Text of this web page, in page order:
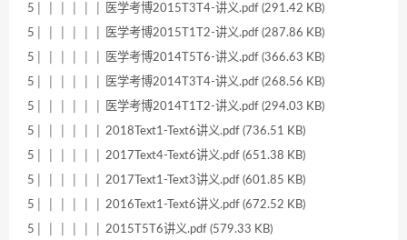
5│ │ │ │ │ │ 医学考博2015T3T4-讲义.pdf (291.42 KB)
5│ │ │ │ │ │ 医学考博2015T1T2-讲义.pdf (287.86 KB)
5│ │ │ │ │ │ 医学考博2014T5T6-讲义.pdf (366.63 KB)
5│ │ │ │ │ │ 医学考博2014T3T4-讲义.pdf (268.56 KB)
5│ │ │ │ │ │ 医学考博2014T1T2-讲义.pdf (294.03 KB)
5│ │ │ │ │ │ 2018Text1-Text6讲义.pdf (736.51 KB)
5│ │ │ │ │ │ 2017Text4-Text6讲义.pdf (651.38 KB)
5│ │ │ │ │ │ 2017Text1-Text3讲义.pdf (601.85 KB)
5│ │ │ │ │ │ 2016Text1-Text6讲义.pdf (672.52 KB)
5│ │ │ │ │ │ 2015T5T6讲义.pdf (579.33 KB)